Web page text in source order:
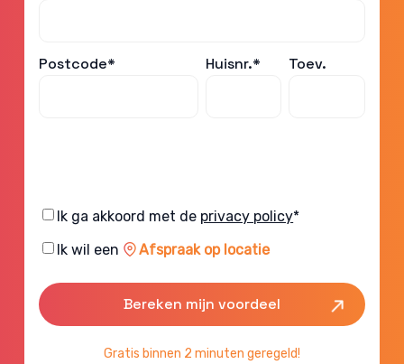
Postcode* Huisnr.* Toev.
Consent
Ik ga akkoord met de privacy policy*
Consent
Ik wil een Afspraak op locatie
Gratis binnen 2 minuten geregeld!